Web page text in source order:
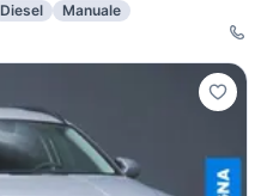
Diesel
Manuale